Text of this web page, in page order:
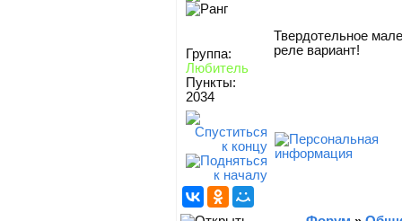
Группа:
Любитель
Пункты:
2034
Твердотельное
реле вариант!